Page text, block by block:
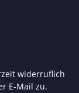
widerruflich
E-Mail zu.